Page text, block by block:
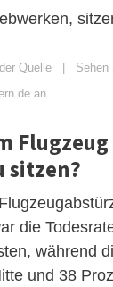
Quelle
Sehen
an
sitzen?
die
während
und 38